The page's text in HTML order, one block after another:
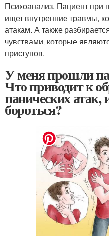
Психоанализ. Пациент при
ищет внутренние травмы,
атакам. А также
чувствами, которые
приступов.
У меня прошли
Что приводит к
панических атак,
бороться?